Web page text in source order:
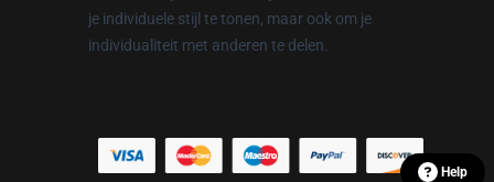
je individuele stijl te tonen, maar ook om je
individualiteit met anderen te delen.
Help